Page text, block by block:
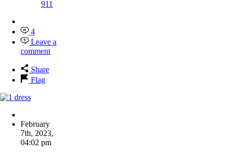
911
4
Leave a
comment
Share
Flag
February
7th, 2023,
04:02 pm